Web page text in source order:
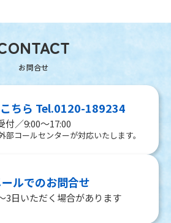
ちら Tel.0120-189234
付／9:00～17:00
コールセンターが対応いたします。
ールでのお問合せ
3日いただく場合があります